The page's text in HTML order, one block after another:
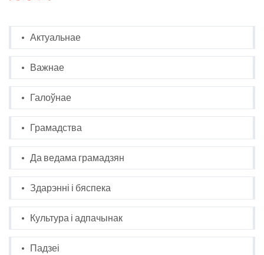
Актуальнае
Важнае
Галоўнае
Грамадства
Да ведама грамадзян
Здарэнні і бяспека
Культура і адпачынак
Падзеі